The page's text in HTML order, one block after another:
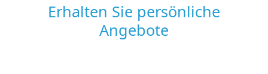
Erhalten Sie persönliche
Angebote